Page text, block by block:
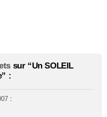
sur “Un SOLEIL
:
: